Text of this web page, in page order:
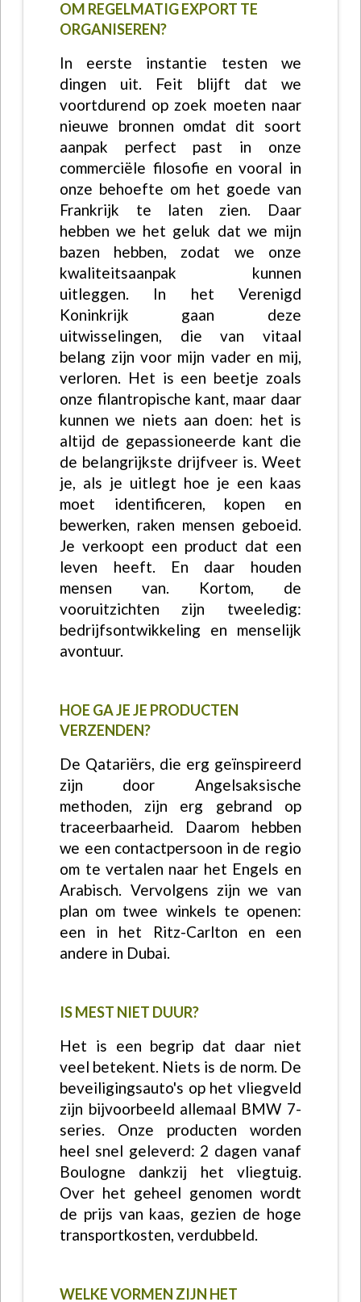
OM REGELMATIG EXPORT TE
ORGANISEREN?
In eerste instantie testen we
dingen uit. Feit blijft dat we
voortdurend op zoek moeten naar
nieuwe bronnen omdat dit soort
aanpak perfect past in onze
commerciële filosofie en vooral in
onze behoefte om het goede van
Frankrijk te laten zien. Daar
hebben we het geluk dat we mijn
bazen hebben, zodat we onze
kwaliteitsaanpak kunnen
uitleggen. In het Verenigd
Koninkrijk gaan deze
uitwisselingen, die van vitaal
belang zijn voor mijn vader en mij,
verloren. Het is een beetje zoals
onze filantropische kant, maar daar
kunnen we niets aan doen: het is
altijd de gepassioneerde kant die
de belangrijkste drijfveer is. Weet
je, als je uitlegt hoe je een kaas
moet identificeren, kopen en
bewerken, raken mensen geboeid.
Je verkoopt een product dat een
leven heeft. En daar houden
mensen van. Kortom, de
vooruitzichten zijn tweeledig:
bedrijfsontwikkeling en menselijk
avontuur.
HOE GA JE JE PRODUCTEN
VERZENDEN?
De Qatariërs, die erg geïnspireerd
zijn door Angelsaksische
methoden, zijn erg gebrand op
traceerbaarheid. Daarom hebben
we een contactpersoon in de regio
om te vertalen naar het Engels en
Arabisch. Vervolgens zijn we van
plan om twee winkels te openen:
een in het Ritz-Carlton en een
andere in Dubai.
IS MEST NIET DUUR?
Het is een begrip dat daar niet
veel betekent. Niets is de norm. De
beveiligingsauto's op het vliegveld
zijn bijvoorbeeld allemaal BMW 7-
series. Onze producten worden
heel snel geleverd: 2 dagen vanaf
Boulogne dankzij het vliegtuig.
Over het geheel genomen wordt
de prijs van kaas, gezien de hoge
transportkosten, verdubbeld.
WELKE VORMEN ZIJN HET